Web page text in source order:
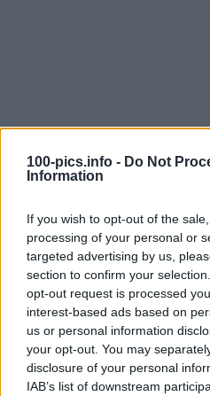
100-pics.info - Do Not
Information
If you wish to opt-out of the
processing of your personal or
targeted advertising by us,
section to confirm your
opt-out request is processed
interest-based ads based on
us or personal information
your opt-out. You may
disclosure of your personal
IAB’s list of downstream
Level: 16
Lösung:WHAT WOMEN WANT